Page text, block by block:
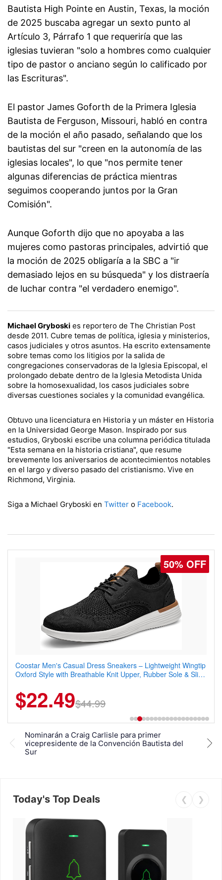
Bautista High Pointe en Austin, Texas, la moción
de 2025 buscaba agregar un sexto punto al
Artículo 3, Párrafo 1 que requeriría que las
iglesias tuvieran "solo a hombres como cualquier
tipo de pastor o anciano según lo calificado por
las Escrituras".
El pastor James Goforth de la Primera Iglesia
Bautista de Ferguson, Missouri, habló en contra
de la moción el año pasado, señalando que los
bautistas del sur "creen en la autonomía de las
iglesias locales", lo que "nos permite tener
algunas diferencias de práctica mientras
seguimos cooperando juntos por la Gran
Comisión".
Aunque Goforth dijo que no apoyaba a las
mujeres como pastoras principales, advirtió que
la moción de 2025 obligaría a la SBC a "ir
demasiado lejos en su búsqueda" y los distraería
de luchar contra "el verdadero enemigo".
Michael Gryboski es reportero de The Christian Post
desde 2011. Cubre temas de política, iglesia y ministerios,
casos judiciales y otros asuntos. Ha escrito extensamente
sobre temas como los litigios por la salida de
congregaciones conservadoras de la Iglesia Episcopal, el
prolongado debate dentro de la Iglesia Metodista Unida
sobre la homosexualidad, los casos judiciales sobre
diversas cuestiones sociales y la comunidad evangélica.
Obtuvo una licenciatura en Historia y un máster en Historia
en la Universidad George Mason. Inspirado por sus
estudios, Gryboski escribe una columna periódica titulada
"Esta semana en la historia cristiana", que resume
brevemente los aniversarios de acontecimientos notables
en el largo y diverso pasado del cristianismo. Vive en
Richmond, Virginia.
Siga a Michael Gryboski en Twitter o Facebook.
50% OFF
Coostar Men's Casual Dress Sneakers – Lightweight Wingtip
Oxford Style with Breathable Knit Upper, Rubber Sole & Slip-
$22.49$44.99
Nominarán a Craig Carlisle para primer
vicepresidente de la Convención Bautista del
Sur
la
Today's Top Deals ❮ ❯